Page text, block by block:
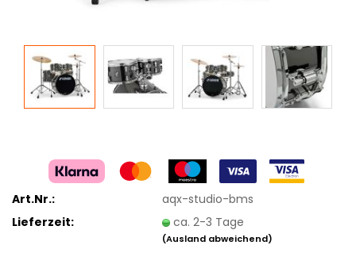
Art.Nr.:
aqx-studio-bms
Lieferzeit:
ca. 2-3 Tage
(Ausland abweichend)